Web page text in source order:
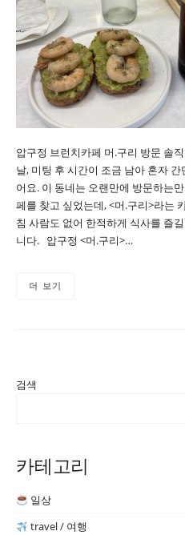
압구정 브런치카페 머.구리 방문 솔
날, 미팅 후 시간이 조금 남아 혼자
어요. 이 동네는 오랜만에 방문하는
페를 찾고 싶었는데, <머.구리>라는
침 사람도 없어 한적하게 식사를 즐
니다. 압구정 <머.구리>…
더 보기
검색
카테고리
일상
travel / 여행